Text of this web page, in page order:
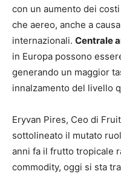
con un aumento dei
che aereo, anche a
internazionali. Centrale
in Europa possono
generando un maggior
innalzamento del livello
Eryvan Pires, Ceo di
sottolineato il mutato
anni fa il frutto tropicale
commodity, oggi si sta